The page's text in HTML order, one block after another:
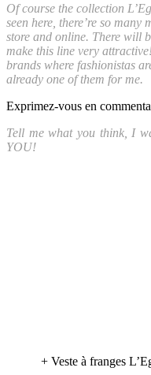
Of course the collection
seen here, there’re so many
store and online. There will
make this line very
brands where fashionistas
already one of them for me.
Exprimez-vous en
Tell me what you think, I
YOU!
+ Veste à franges